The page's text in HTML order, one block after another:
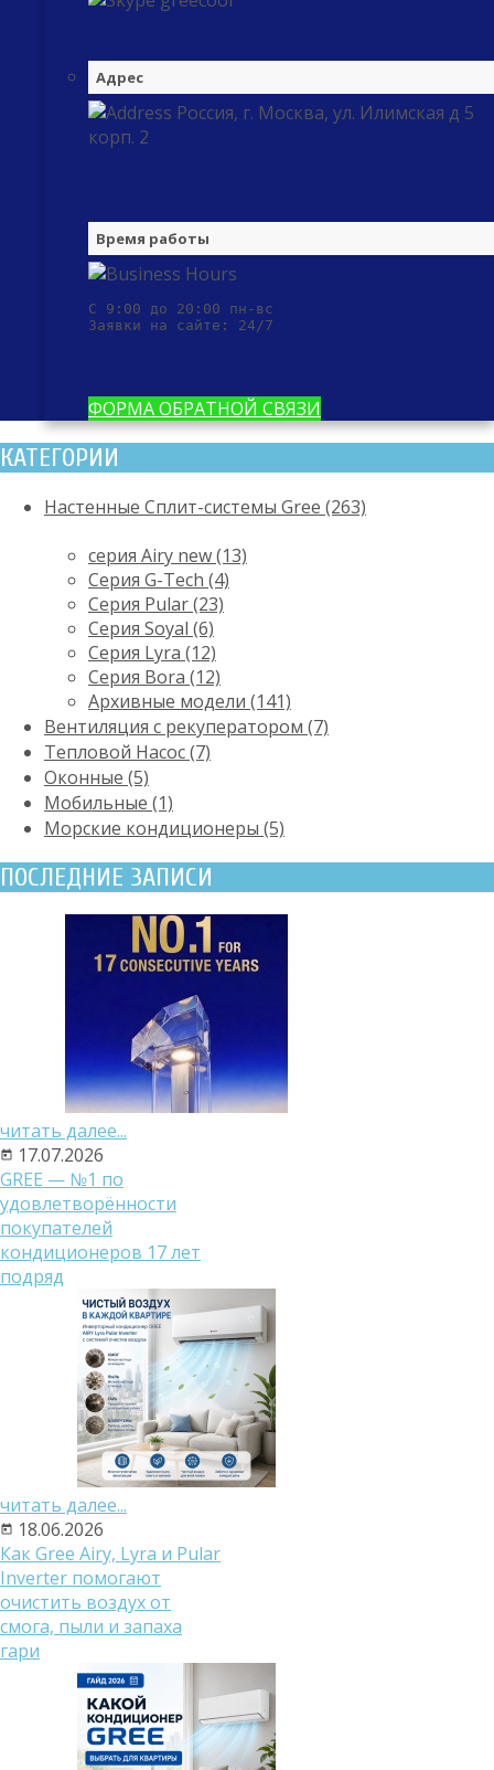
Адрес
Россия, г. Москва, ул. Илимская д 5
корп. 2
Время работы
С 9:00 до 20:00 пн-вс
Заявки на сайте: 24/7
ФОРМА ОБРАТНОЙ СВЯЗИ
КАТЕГОРИИ
Настенные Сплит-системы Gree (263)
серия Airy new (13)
Серия G-Tech (4)
Серия Pular (23)
Cерия Soyal (6)
Серия Lyra (12)
Серия Bora (12)
Архивные модели (141)
Вентиляция с рекуператором (7)
Тепловой Насос (7)
Оконные (5)
Мобильные (1)
Морские кондиционеры (5)
ПОСЛЕДНИЕ ЗАПИСИ
читать далее...
17.07.2026
GREE — №1 по
удовлетворённости
покупателей
кондиционеров 17 лет
подряд
читать далее...
18.06.2026
Как Gree Airy, Lyra и Pular
Inverter помогают
очистить воздух от
смога, пыли и запаха
гари